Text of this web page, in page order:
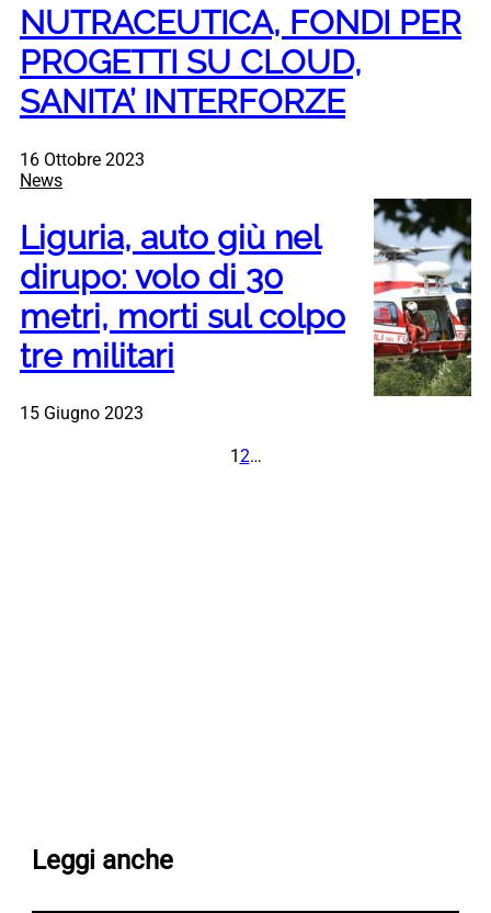
NUTRACEUTICA, FONDI PER
PROGETTI SU CLOUD,
SANITA’ INTERFORZE
16 Ottobre 2023
News
Liguria, auto giù nel
dirupo: volo di 30
metri, morti sul colpo
tre militari
15 Giugno 2023
1 2…
Leggi anche